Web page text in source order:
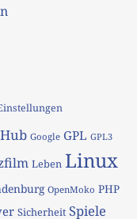
Google GPL GPL3
Leben Linux
OpenMoko PHP
Sicherheit Spiele